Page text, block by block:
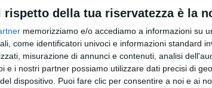
rispetto della tua riservatezza è la
memorizziamo e/o accediamo a informazioni su
come identificatori univoci e informazioni standard
misurazione di annunci e contenuti, analisi
e i nostri partner possiamo utilizzare dati precisi di
dispositivo. Puoi fare clic per consentire a noi e ai
Siamo solo all'inizio del girone di ritorno e non
perseguito il nostro obiettivo.Ci attendono gare
caratura tecnica,gare che affronteremo
abbiamo sulle divise un
il logo del trentennale societario, un logo da